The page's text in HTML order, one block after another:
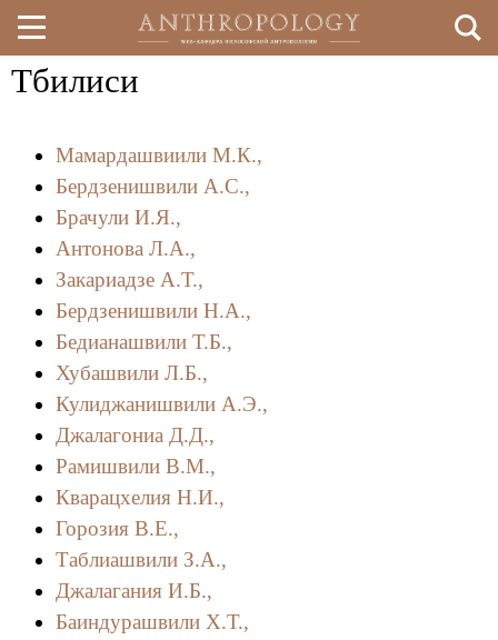
Перейти
основному
Тбилиси
Мамардашвиили М.К.,
Бердзенишвили А.С.,
Брачули И.Я.,
Антонова Л.А.,
Закариадзе А.Т.,
Бердзенишвили Н.А.,
Бедианашвили Т.Б.,
Хубашвили Л.Б.,
Кулиджанишвили А.Э.,
Джалагониа Д.Д.,
Рамишвили В.М.,
Кварацхелия Н.И.,
Горозия В.Е.,
Таблиашвили З.А.,
Джалагания И.Б.,
Баиндурашвили Х.Т.,